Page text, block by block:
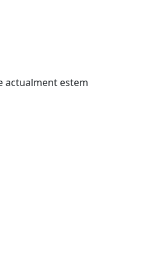
actualment estem